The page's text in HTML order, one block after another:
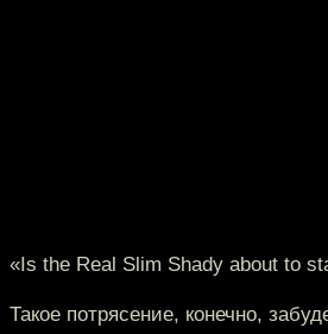
«Is the Real Slim Shady about to
Такое потрясение, конечно,